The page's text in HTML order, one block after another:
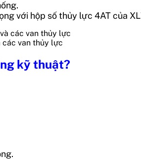
với hộp số thủy lực 4AT của
các van thủy lực
kỹ thuật?